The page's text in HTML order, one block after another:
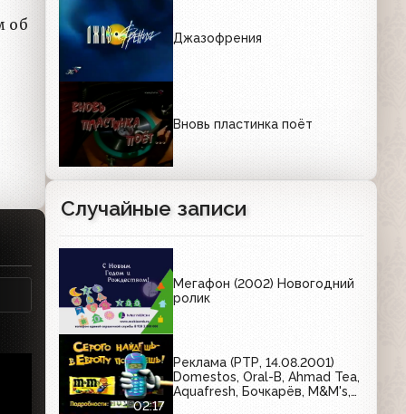
об
Джазофрения
Вновь пластинка поёт
Случайные записи
Мегафон (2002) Новогодний
ролик
02:17
Реклама (РТР, 14.08.2001)
Domestos, Oral-B, Ahmad Tea,
Aquafresh, Бочкарёв, M&M's,